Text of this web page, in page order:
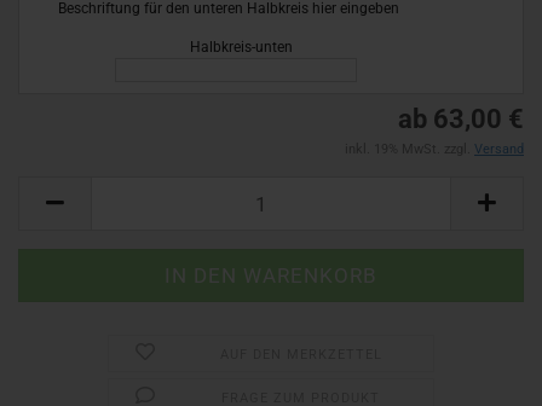
Halbkreis-unten
Beschriftung für den unteren Halbkreis hier eingeben
ab 63,00 €
Versand